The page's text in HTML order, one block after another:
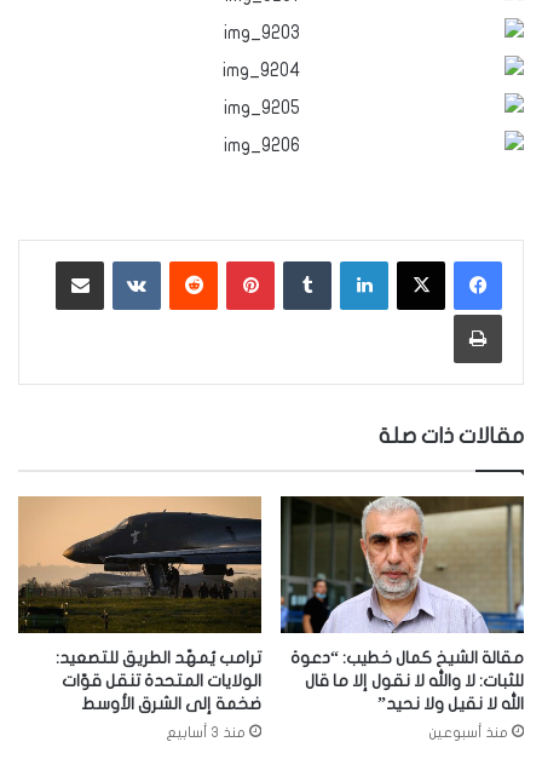
لينكدإن بينتيريست ‏VKontakte
طباعة
مقالات ذات صلة
مقالة الشيخ كمال خطيب: “دعوة
للثبات: لا والله لا نقول إلا ما قال
الله لا نقيل ولا نحيد”
منذ أسبوعين
ترامب يُمهّد الطريق للتصعيد:
الولايات المتحدة تنقل قوّات
ضخمة إلى الشرق الأوسط
منذ 3 أسابيع